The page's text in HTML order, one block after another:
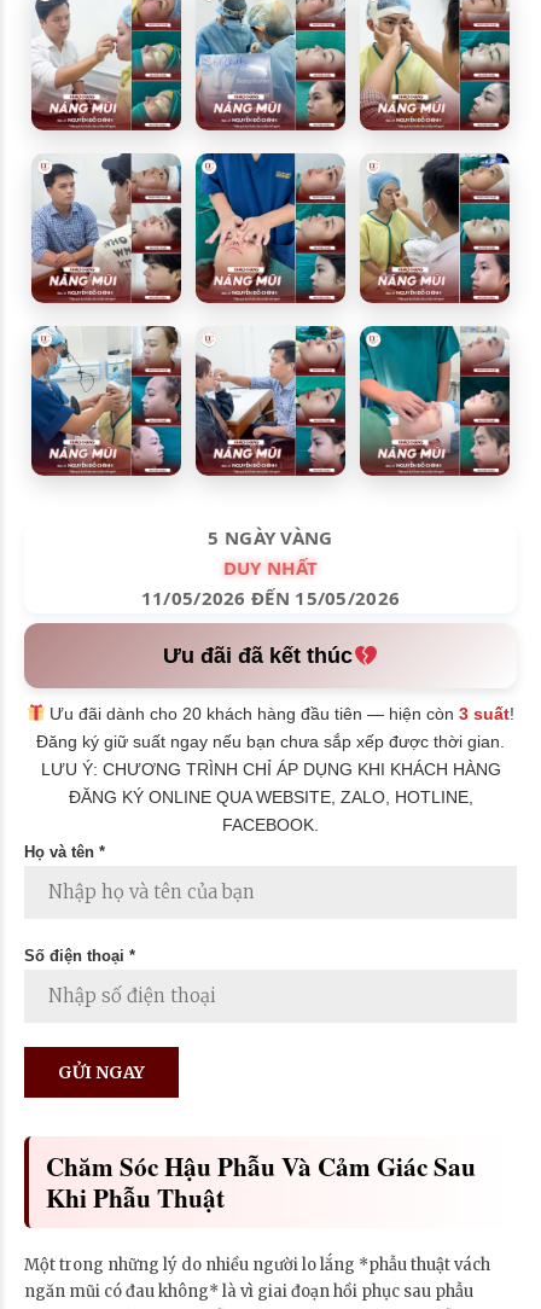
5 NGÀY VÀNG
DUY NHẤT
11/05/2026 ĐẾN 15/05/2026
Ưu đãi đã kết thúc
Ưu đãi dành cho 20 khách hàng đầu tiên — hiện còn3 suất!
Đăng ký giữ suất ngay nếu bạn chưa sắp xếp được thời gian.
LƯU Ý: CHƯƠNG TRÌNH CHỈ ÁP DỤNG KHI KHÁCH HÀNG
ĐĂNG KÝ ONLINE QUA WEBSITE, ZALO, HOTLINE,
FACEBOOK.
Họ và tên *
Số điện thoại *
Chăm Sóc Hậu Phẫu Và Cảm Giác Sau
Khi Phẫu Thuật
Một trong những lý do nhiều người lo lắng *phẫu thuật vách
ngăn mũi có đau không* là vì giai đoạn hồi phục sau phẫu